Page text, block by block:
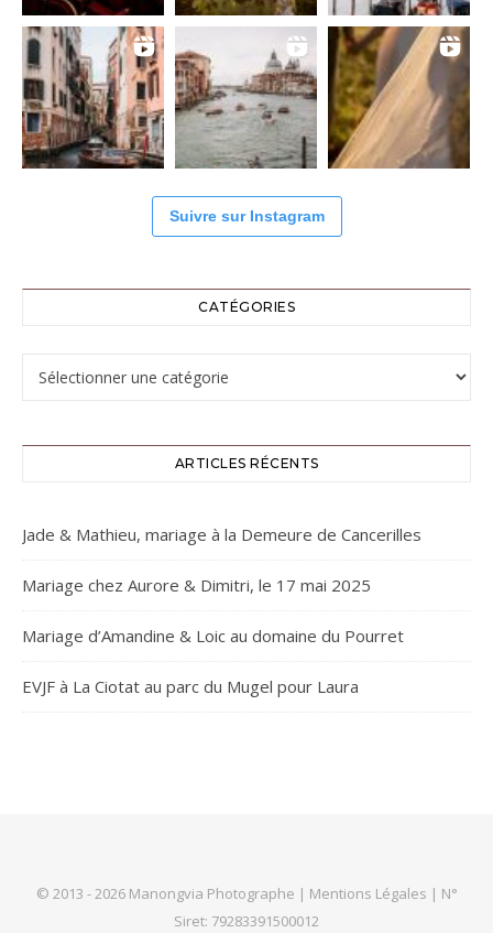
Suivre sur Instagram
CATÉGORIES
Catégories
ARTICLES RÉCENTS
Jade & Mathieu, mariage à la Demeure de Cancerilles
Mariage chez Aurore & Dimitri, le 17 mai 2025
Mariage d’Amandine & Loic au domaine du Pourret
EVJF à La Ciotat au parc du Mugel pour Laura
© 2013 - 2026 Manongvia Photographe | Mentions Légales | N°
Siret: 79283391500012